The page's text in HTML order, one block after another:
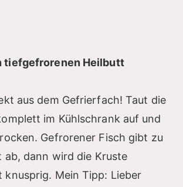
tiefgefrorenen Heilbutt
aus dem Gefrierfach! Taut die
im Kühlschrank auf und
Gefrorener Fisch gibt zu
ab, dann wird die Kruste
knusprig. Mein Tipp: Lieber